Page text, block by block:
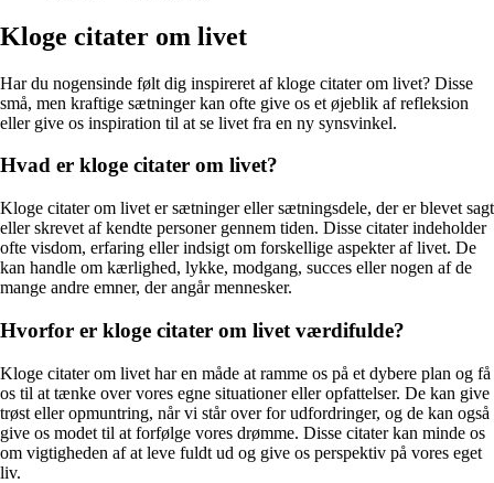
Kloge citater om livet
Har du nogensinde følt dig inspireret af kloge citater om livet? Disse
små, men kraftige sætninger kan ofte give os et øjeblik af refleksion
eller give os inspiration til at se livet fra en ny synsvinkel.
Hvad er kloge citater om livet?
Kloge citater om livet er sætninger eller sætningsdele, der er blevet sagt
eller skrevet af kendte personer gennem tiden. Disse citater indeholder
ofte visdom, erfaring eller indsigt om forskellige aspekter af livet. De
kan handle om kærlighed, lykke, modgang, succes eller nogen af de
mange andre emner, der angår mennesker.
Hvorfor er kloge citater om livet værdifulde?
Kloge citater om livet har en måde at ramme os på et dybere plan og få
os til at tænke over vores egne situationer eller opfattelser. De kan give
trøst eller opmuntring, når vi står over for udfordringer, og de kan også
give os modet til at forfølge vores drømme. Disse citater kan minde os
om vigtigheden af at leve fuldt ud og give os perspektiv på vores eget
liv.